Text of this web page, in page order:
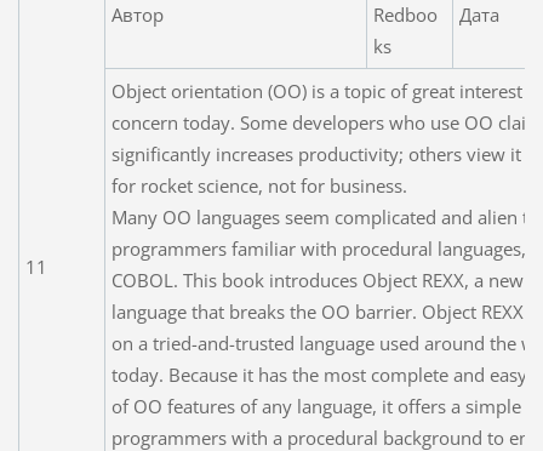
11
Автор
Redboo
ks
Дата
Object orientation (OO) is a topic of great interest
concern today. Some developers who use OO
significantly increases productivity; others view it
for rocket science, not for business.
Many OO languages seem complicated and alien to
programmers familiar with procedural languages,
COBOL. This book introduces Object REXX, a new
language that breaks the OO barrier. Object REXX
on a tried-and-trusted language used around the
today. Because it has the most complete and easy-
of OO features of any language, it offers a simple
programmers with a procedural background to